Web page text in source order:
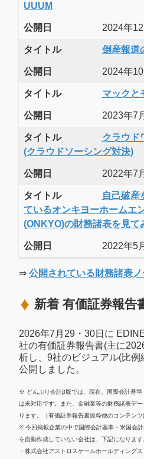
UUUM
公開日 2024年
タイトル 倒産報道
公開日 2024年
タイトル マックと
公開日 2023年7
タイトル
クラウド
(クラウドソーシング対決)
公開日 2022年7
タイトル
自己破産
ているオンキヨーホームエ
(ONKYO)の財務諸表を見て
公開日 2022年5
⇒ 公開されている財務諸表
新着 有価証券報告
2026年7月29・30日に
社の有価証券報告書(主に
析し、9社のビジュアル(比例
公開しました。
※ どんぶり会計β版では、現在、国際会計基
は未対応です。また、金融業等の財務諸表デ
ります。（有価証券報告書抜粋他のコンテンツ
※ 今回掲載企業の中で国際会計基準・米国会
を自動作成していない会社は、下記になります
・株式会社アストロスケールホールディングス